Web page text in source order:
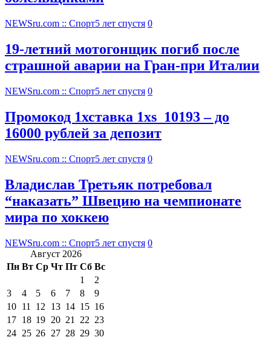
NEWSru.com :: Спорт5 лет спустя 0
19-летний мотогонщик погиб после
страшной аварии на Гран-при Италии
NEWSru.com :: Спорт5 лет спустя 0
Промокод 1хставка 1xs_10193 – до
16000 рублей за депозит
NEWSru.com :: Спорт5 лет спустя 0
Владислав Третьяк потребовал
“наказать” Швецию на чемпионате
мира по хоккею
NEWSru.com :: Спорт5 лет спустя 0
Август 2026
Пн Вт Ср Чт Пт Сб Вс
1
2
3
4 5 6 7 8
9
10 11 12 13 14 15 16
17 18 19 20 21 22 23
24 25 26 27 28 29 30